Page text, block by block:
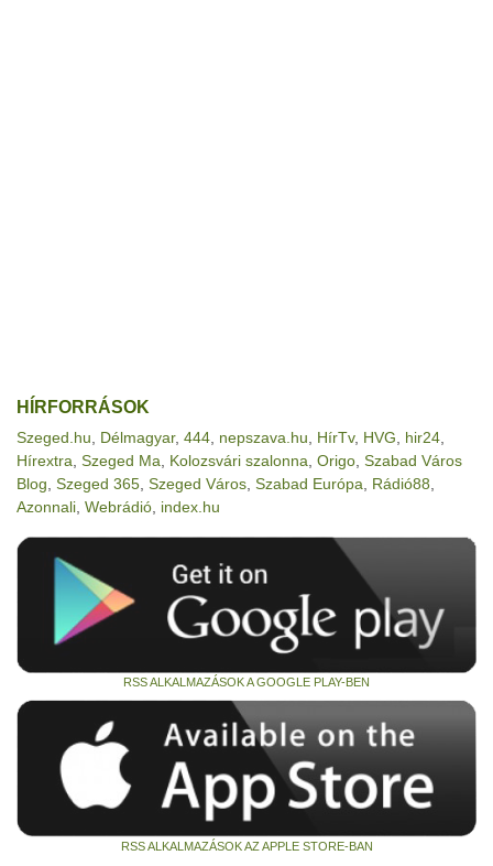
HÍRFORRÁSOK
Szeged.hu Délmagyar, 444 nepszava.hu HírTv, HVG hir24
Hírextra Szeged Ma Kolozsvári szalonna Origo Szabad Város
Blog Szeged 365 Szeged Város Szabad Európa Rádió88
Azonnali Webrádió index.hu
RSS ALKALMAZÁSOK A GOOGLE PLAY-BEN
RSS ALKALMAZÁSOK AZ APPLE STORE-BAN